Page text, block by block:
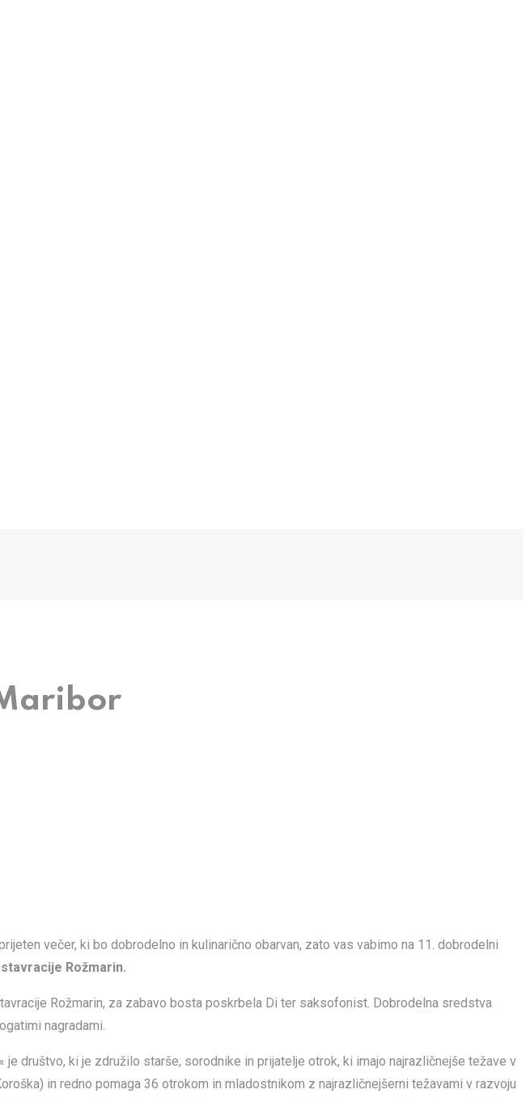
večer, ki bo dobrodelno in kulinarično obarvan, zato vas vabimo na 11. dobrodelni
Rožmarin.
Rožmarin, za zabavo bosta poskrbela Di ter saksofonist. Dobrodelna sredstva
nagradami.
društvo, ki je združilo starše, sorodnike in prijatelje otrok, ki imajo najrazličnejše težave v
in redno pomaga 36 otrokom in mladostnikom z najrazličnejšerni težavami v razvoju